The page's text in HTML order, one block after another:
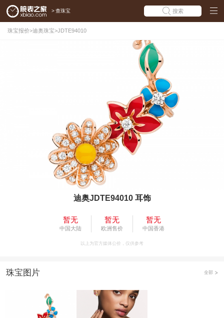
> 查珠宝 搜索
珠宝报价>迪奥珠宝>JDTE94010
迪奥JDTE94010 耳饰
暂无
中国大陆
暂无
欧洲售价
暂无
中国香港
以上为官方媒体公价，仅供参考
珠宝图片 全部